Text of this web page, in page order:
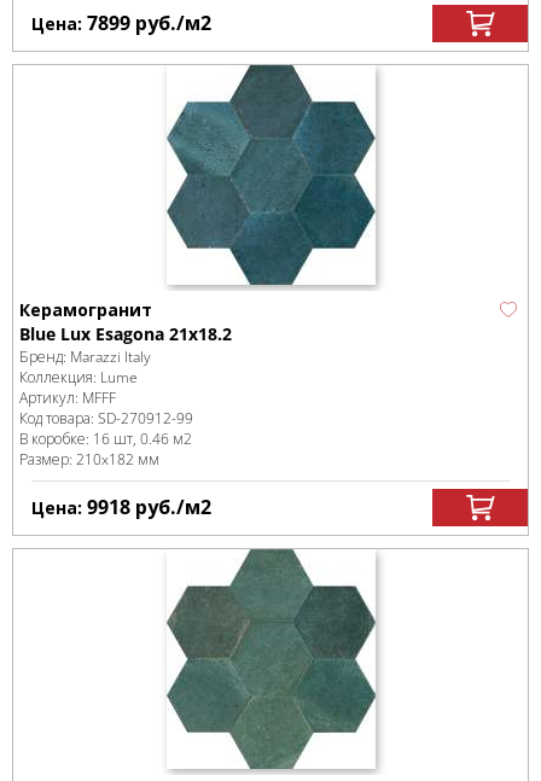
Цена: 7899 руб./м2
Керамогранит
Blue Lux Esagona 21x18.2
Бренд: Marazzi Italy
Коллекция: Lume
Артикул: MFFF
Код товара: SD-270912-99
В коробке: 16 шт, 0.46 м2
Размер: 210x182 мм
Цена: 9918 руб./м2